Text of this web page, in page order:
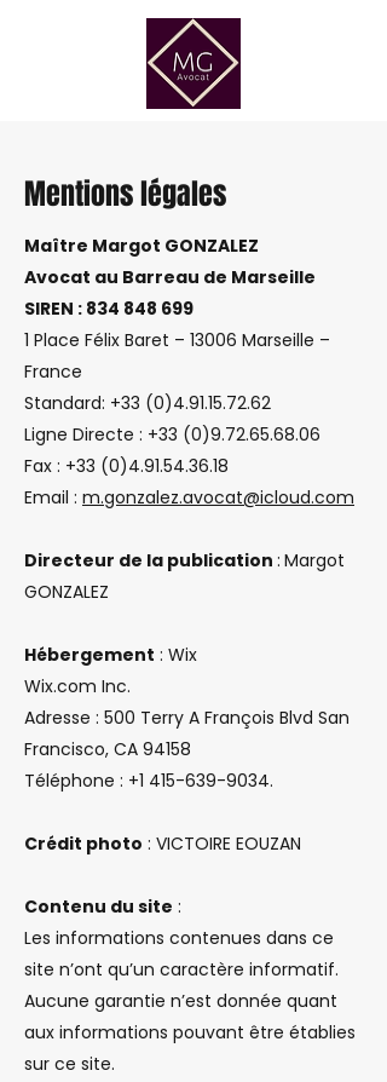
Mentions légales
Maître Margot GONZALEZ
Avocat au Barreau de Marseille
SIREN : 834 848 699
1 Place Félix Baret – 13006 Marseille –
France
Standard: +33 (0)4.91.15.72.62
Ligne Directe : +33 (0)9.72.65.68.06
Fax : +33 (0)4.91.54.36.18
Email : m.gonzalez.avocat@icloud.com
Directeur de la publication : Margot
GONZALEZ
Hébergement : Wix
Wix.com Inc.
Adresse : 500 Terry A François Blvd San
Francisco, CA 94158
Téléphone : +1 415-639-9034.
Crédit photo : VICTOIRE EOUZAN
Contenu du site :
Les informations contenues dans ce
site n’ont qu’un caractère informatif.
Aucune garantie n’est donnée quant
aux informations pouvant être établies
sur ce site.